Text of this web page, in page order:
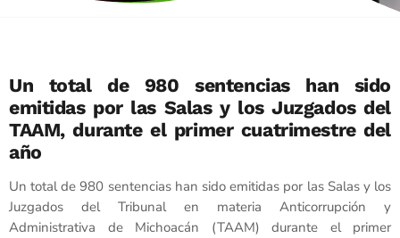
Un total de 980 sentencias han sido
emitidas por las Salas y los Juzgados del
TAAM, durante el primer cuatrimestre del
año
Un total de 980 sentencias han sido emitidas por las Salas y los
Juzgados del Tribunal en materia Anticorrupción y
Administrativa de Michoacán (TAAM) durante el primer